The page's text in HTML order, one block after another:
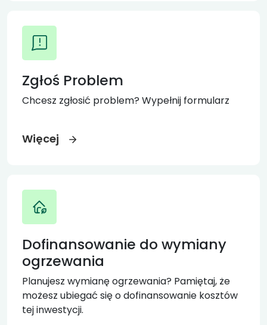
Zgłoś Problem
Chcesz zgłosić problem? Wypełnij formularz
Więcej
Dofinansowanie do wymiany
ogrzewania
Planujesz wymianę ogrzewania? Pamiętaj, że
możesz ubiegać się o dofinansowanie kosztów
tej inwestycji.